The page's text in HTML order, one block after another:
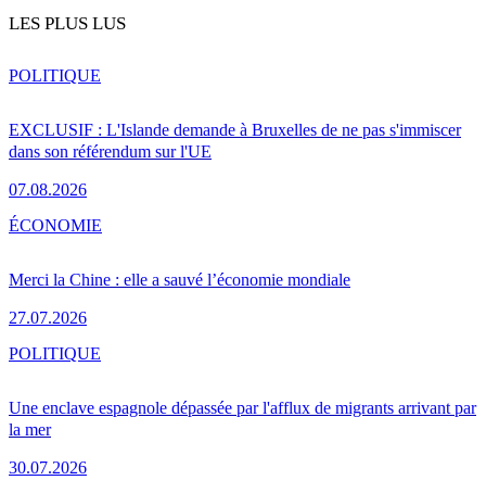
LES PLUS LUS
EXCLUSIF : L'Islande demande à Bruxelles de ne pas s'immiscer
dans son référendum sur l'UE
07.08.2026
POLITIQUE
Merci la Chine : elle a sauvé l’économie mondiale
27.07.2026
ÉCONOMIE
Une enclave espagnole dépassée par l'afflux de migrants arrivant par
la mer
30.07.2026
POLITIQUE